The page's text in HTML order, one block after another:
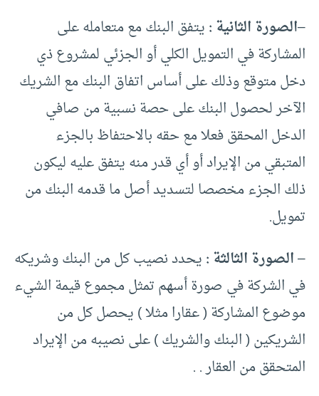
–الصورة الثانية :يتفق البنك مع متعامله على
المشاركة في التمويل الكلي أو الجزئي لمشروع ذي
دخل متوقع وذلك على أساس اتفاق البنك مع الشريك
الآخر لحصول البنك على حصة نسبية من صافي
الدخل المحقق فعلا مع حقه بالاحتفاظ بالجزء
المتبقي من الإيراد أو أي قدر منه يتفق عليه ليكون
ذلك الجزء مخصصا لتسديد أصل ما قدمه البنك من
تمويل.
–الصورة الثالثة :يحدد نصيب كل من البنك وشريكه
في الشركة في صورة أسهم تمثل مجموع قيمة الشيء
موضوع المشاركة ( عقارا مثلا ) يحصل كل من
الشريكين ( البنك والشريك ) على نصيبه من الإيراد
المتحقق من العقار . .